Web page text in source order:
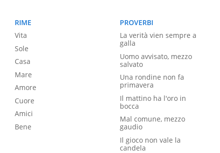
RIME
Vita
Sole
Casa
Mare
Amore
Cuore
Amici
Bene
PROVERBI
La verità vien sempre a
galla
Uomo avvisato, mezzo
salvato
Una rondine non fa
primavera
Il mattino ha l'oro in
bocca
Mal comune, mezzo
gaudio
Il gioco non vale la
candela